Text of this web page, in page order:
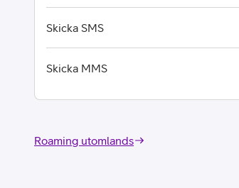
Skicka SMS
Skicka MMS
Roaming utomlands